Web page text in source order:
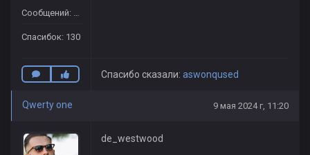
Сообщений: 150
Спасибок: 130
Спасибо сказали: aswоnqused
Qwerty one 9 мая 2024 г, 11:20
de_westwood